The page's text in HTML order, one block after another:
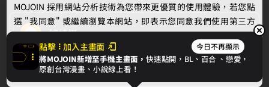
捕蜻蜓
作者的話
點擊 加入主畫面 今日不再顯示
將MOJOIN新增至手機主畫面，快速點開，BL、 百合 、戀愛，
原創台灣漫畫、小說線上看！
MOJOIN 採用網站分析技術為您帶來更優質的使用體驗，若您點
選 "我同意" 或繼續瀏覽本網站，即表示您同意我們使用第三方
Cookie，欲瞭解更多資訊請見隱私權政策。
我同意